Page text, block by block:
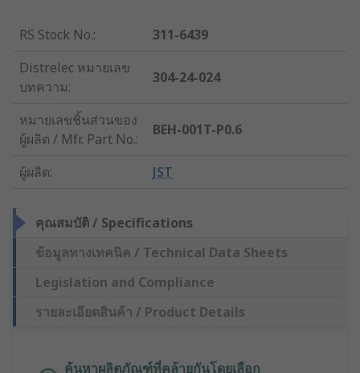
RS Stock No.:
311-6439
Distrelec หมายเลข
บทความ:
304-24-024
หมายเลขชิ้นส่วนของ
ผู้ผลิต / Mfr. Part No.:
BEH-001T-P0.6
ผู้ผลิต: JST
คุณสมบัติ / Specifications
ข้อมูลทางเทคนิค / Technical Data Sheets
Legislation and Compliance
รายละเอียดสินค้า / Product Details
ค้นหาผลิตภัณฑ์ที่คล้ายกันโดยเลือก